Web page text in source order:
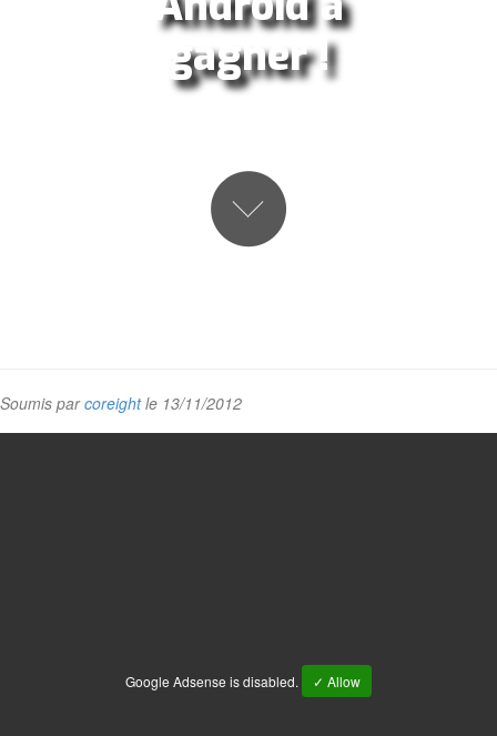
gagner !
Soumis parcoreightle 13/11/2012
Google Adsense is disabled. ✓ Allow